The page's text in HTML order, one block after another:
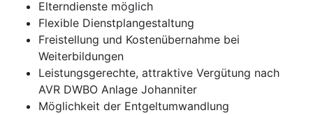
Elterndienste möglich
Flexible Dienstplangestaltung
Freistellung und Kostenübernahme bei
Weiterbildungen
Leistungsgerechte, attraktive Vergütung nach
AVR DWBO Anlage Johanniter
Möglichkeit der Entgeltumwandlung